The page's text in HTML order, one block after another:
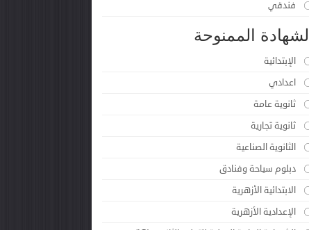
فندقي
الممنوحة
الإبتدائية
اعدادي
ثانوية عامة
ثانوية تجارية
الثانوية الصناعية
دبلوم سياحة وفنادق
الابتدائية الأزهرية
الإعدادية الأزهرية